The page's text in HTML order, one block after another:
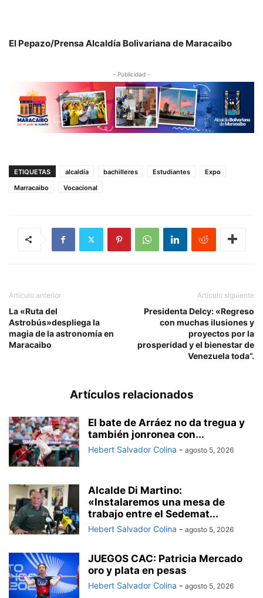
El Pepazo/Prensa Alcaldía Bolivariana de Maracaibo
- Publicidad -
ETIQUETAS alcaldía bachilleres Estudiantes
Expo
Marracaibo
Vocacional
Artículo anterior
La «Ruta del
Astrobús»despliega la
magia de la astronomía en
Maracaibo
Artículo siguiente
Presidenta Delcy: «Regreso
con muchas ilusiones y
proyectos por la
prosperidad y el bienestar de
Venezuela toda”.
Artículos relacionados
El bate de Arráez no da tregua y
también jonronea con...
Hebert Salvador Colina - agosto 5, 2026
Alcalde Di Martino:
«Instalaremos una mesa de
trabajo entre el Sedemat...
Hebert Salvador Colina - agosto 5, 2026
JUEGOS CAC: Patricia Mercado
oro y plata en pesas
Hebert Salvador Colina - agosto 5, 2026